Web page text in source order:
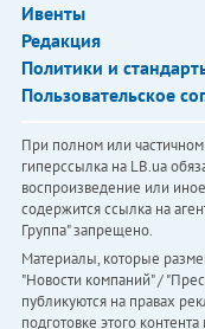
Ивенты
Редакция
Политики и
Пользовательское
При полном или
гиперссылка на LB.ua
воспроизведение или
содержится ссылка на
Группа" запрещено.
Материалы, которые
"Новости компаний" /
публикуются на правах
подготовке этого